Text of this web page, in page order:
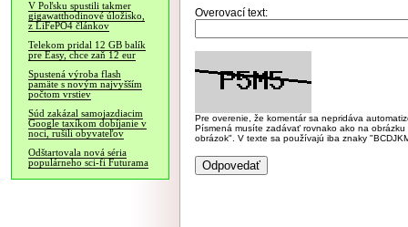
V Poľsku spustili takmer
gigawatthodinové úložisko,
z LiFePO4 článkov
Telekom pridal 12 GB balík
pre Easy, chce zaň 12 eur
Spustená výroba flash
pamäte s novým najvyšším
počtom vrstiev
Súd zakázal samojazdiacim
Google taxíkom dobíjanie v
noci, rušili obyvateľov
Odštartovala nová séria
populárneho sci-fi Futurama
Overovací text:
Pre overenie, že komentár sa nepridáva
Písmená musíte zadávať rovnako ako na
obrázok". V texte sa používajú iba znaky